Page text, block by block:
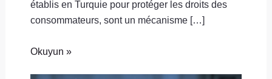
établis en Turquie pour protéger les droits des
consommateurs, sont un mécanisme […]
Okuyun »